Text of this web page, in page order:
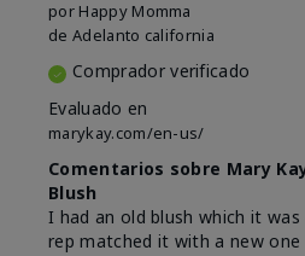
por Happy Momma
de Adelanto california
Comprador verificado
Evaluado en
marykay.com/en-us/
Comentarios sobre Mary
Blush
I had an old blush which it
rep matched it with a new one